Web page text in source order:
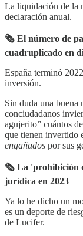
La liquidación de la
declaración anual.
🗞 El número de
cuadruplicado en
España terminó
inversión.
Sin duda una buena
conciudadanos
agujerito” cuántos
que tienen invertido
engañados por sus
🗞 La 'prohibición
jurídica en 2023
Ya lo he dicho un
es un deporte de
de Lucifer.